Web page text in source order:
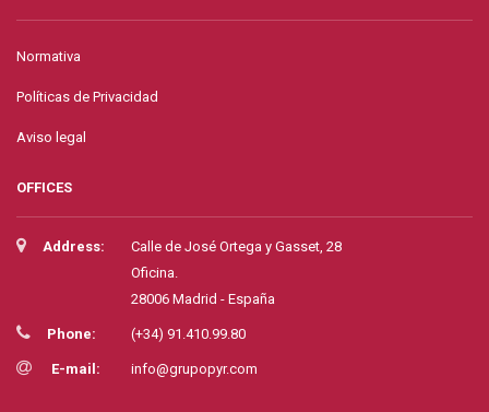
Normativa
Políticas de Privacidad
Aviso legal
OFFICES
Address:
Calle de José Ortega y Gasset, 28
Oficina.
28006 Madrid - España
Phone: (+34) 91.410.99.80
E-mail: info@grupopyr.com